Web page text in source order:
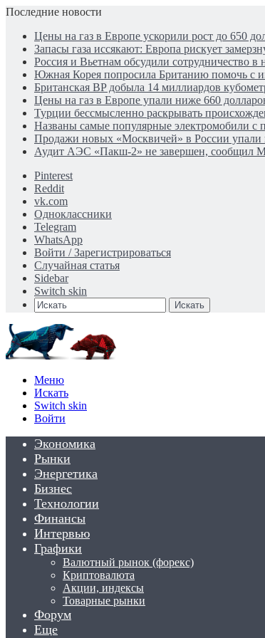
Последние новости
Цены на газ в Европе ускорили рост до 650
Запасы газа иссякают: Европа рискует
Россия и Вьетнам обсудили сотрудничество в
Южная Корея попросила Британию помочь с
Британская BP добыла 14 миллиардов
Цены на газ в Европе упали ниже 660
Турции бессмысленно раскрывать
Названы самые популярные электромобили с
Продажи новых «Москвичей» в России упали
Аудит АЭС «Пакш-2» не завершен, сообщил
Pinterest
Reddit
vk.com
Одноклассники
Telegram
WhatsApp
Войти / Зарегистрироваться
Случайная статья
Sidebar
Switch skin
Искать
Меню
Искать
Switch skin
Войти
Экономика
Рынки
Энергетика
Бизнес
Технологии
Финансы
Интервью
Графики
Валютный рынок (форекс)
Криптовалюта
Акции, индексы
Товарные рынки
Форум
Еще